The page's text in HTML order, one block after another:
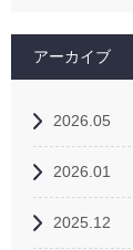
アーカイブ
2026.05
2026.01
2025.12